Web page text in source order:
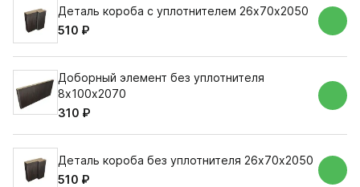
Деталь короба с уплотнителем 26х70х2050
510 ₽
Доборный элемент без уплотнителя
8х100х2070
310 ₽
Деталь короба без уплотнителя 26х70х2050
510 ₽